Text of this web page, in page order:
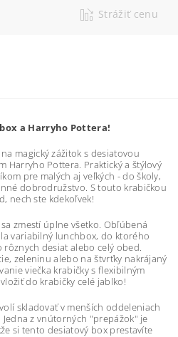
Strážiť cenu
a Harryho Pottera!
magický zážitok s desiatovou
Harryho Pottera. Praktický a štýlový
pre malých aj veľkých - do školy,
dobrodružstvo. S touto krabičkou
nech ste kdekoľvek!
zmestí úplne všetko. Obľúbená
variabilný lunchbox, do ktorého
desiat alebo celý obed.
zeleninu alebo na štvrťky nakrájaný
viečka krabičky s flexibilným
do krabičky celé jablko!
skladovať v menších oddeleniach
z vnútorných "prepážok" je
si tento desiatový box prestavíte